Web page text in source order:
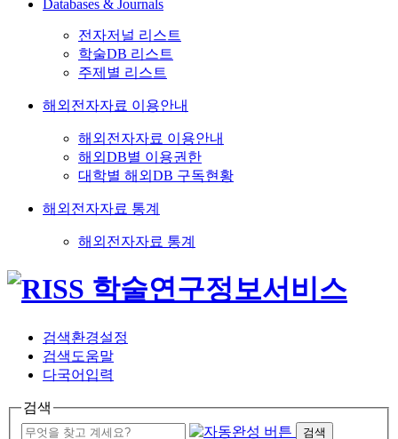
Databases & Journals
전자저널 리스트
학술DB 리스트
주제별 리스트
해외전자자료 이용안내
해외전자자료 이용안내
해외DB별 이용권한
대학별 해외DB 구독현황
해외전자자료 통계
해외전자자료 통계
검색환경설정
검색도움말
다국어입력
검색
검색